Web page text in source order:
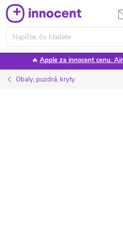
Prejsť
na
obsah
🔥 Apple za innocent cenu.
Obaly, puzdrá, kryty